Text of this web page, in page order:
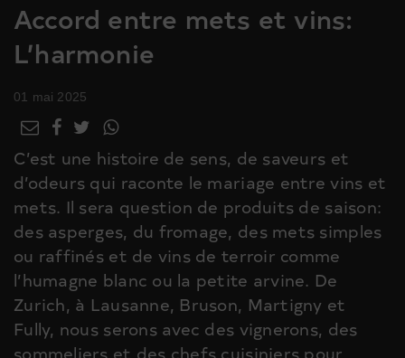
Accord entre mets et vins:
L’harmonie
01 mai 2025
C’est une histoire de sens, de saveurs et
d’odeurs qui raconte le mariage entre vins et
mets. Il sera question de produits de saison:
des asperges, du fromage, des mets simples
ou raffinés et de vins de terroir comme
l’humagne blanc ou la petite arvine. De
Zurich, à Lausanne, Bruson, Martigny et
Fully, nous serons avec des vignerons, des
sommeliers et des chefs cuisiniers pour